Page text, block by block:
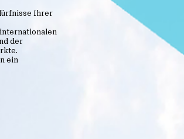
Ihrer
der
ein